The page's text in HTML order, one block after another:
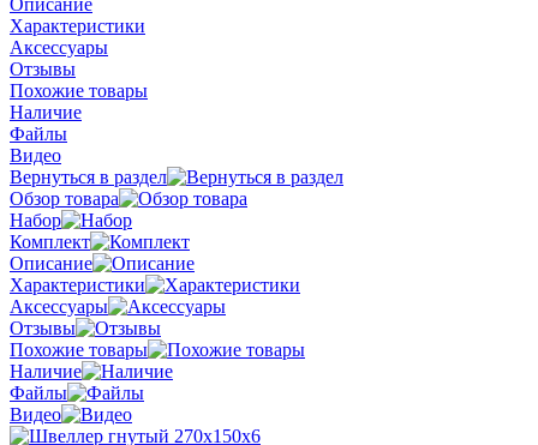
Характеристики
Аксессуары
Отзывы
Похожие товары
Наличие
Файлы
Видео
Вернуться в раздел
Обзор товара
Набор
Комплект
Описание
Характеристики
Аксессуары
Отзывы
Похожие товары
Наличие
Файлы
Видео